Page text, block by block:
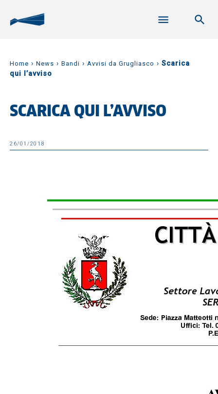
Home › News › Bandi › Avvisi da Grugliasco › Scarica
qui l’avviso
SCARICA QUI L’AVVISO
26/01/2018